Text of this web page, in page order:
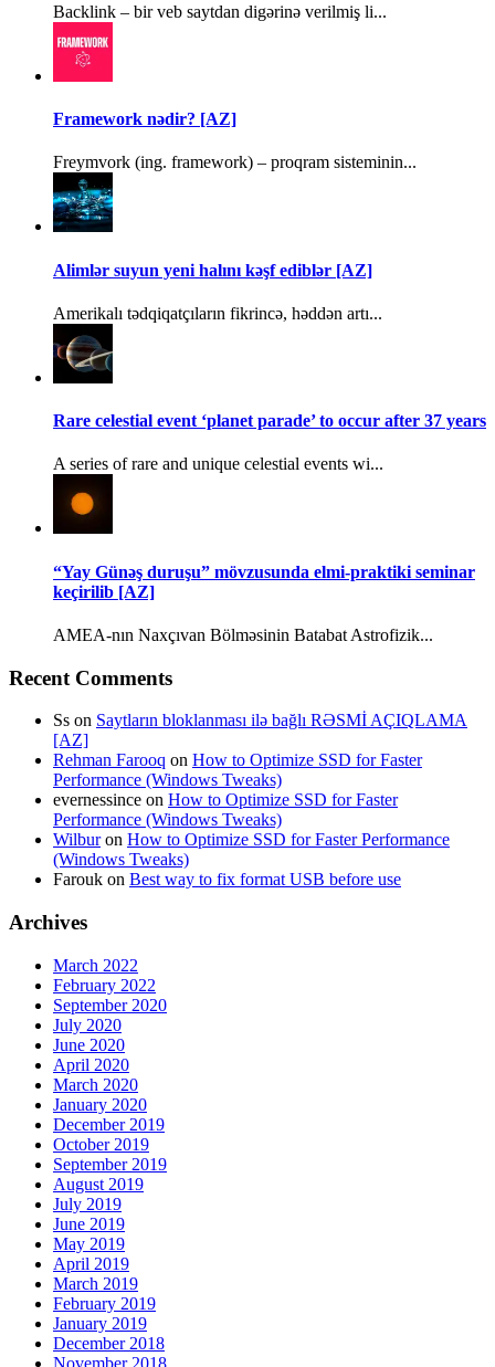
Backlink – bir veb saytdan digərinə verilmiş li...
Framework nədir? [AZ]
Freymvork (ing. framework) – proqram sisteminin...
Alimlər suyun yeni halını kəşf ediblər [AZ]
Amerikalı tədqiqatçıların fikrincə, həddən artı...
Rare celestial event ‘planet parade’ to occur after 37 years
A series of rare and unique celestial events wi...
“Yay Günəş duruşu” mövzusunda elmi-praktiki seminar
keçirilib [AZ]
AMEA-nın Naxçıvan Bölməsinin Batabat Astrofizik...
Recent Comments
Ss on Saytların bloklanması ilə bağlı RƏSMİ AÇIQLAMA
[AZ]
Rehman Farooq on How to Optimize SSD for Faster
Performance (Windows Tweaks)
evernessince on How to Optimize SSD for Faster
Performance (Windows Tweaks)
Wilburon How to Optimize SSD for Faster Performance
(Windows Tweaks)
Farouk on Best way to fix format USB before use
Archives
March 2022
February 2022
September 2020
July 2020
June 2020
April 2020
March 2020
January 2020
December 2019
October 2019
September 2019
August 2019
July 2019
June 2019
May 2019
April 2019
March 2019
February 2019
January 2019
December 2018
November 2018